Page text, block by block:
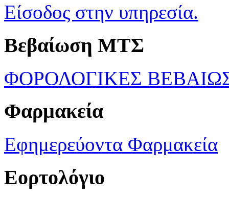
Είσοδος στην υπηρεσία.
Βεβαίωση ΜΤΣ
ΦΟΡΟΛΟΓΙΚΕΣ
Φαρμακεία
Εφημερεύοντα Φαρμακεία
Εορτολόγιο